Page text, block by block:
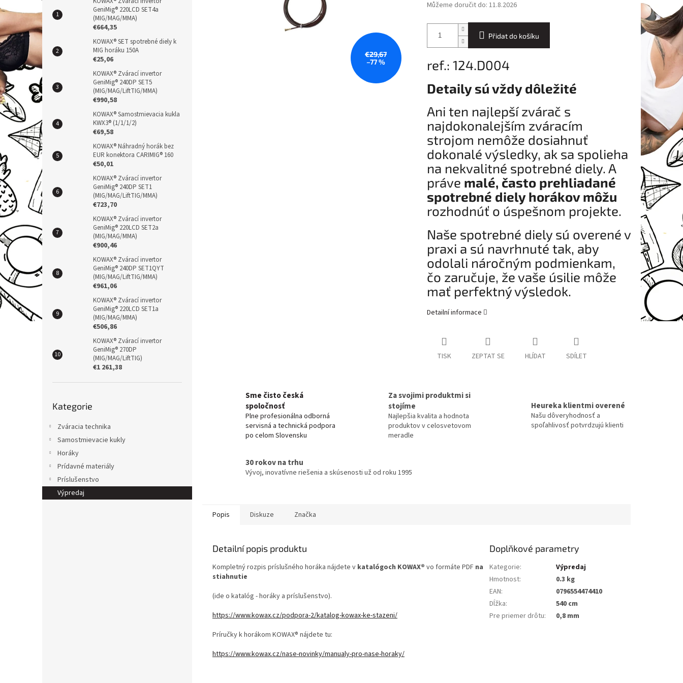
n
e
l
GeniMig® 220LCD SET4a
(MIG/MAG/MMA)
€664,35
KOWAX® SET spotrebné diely k
MIG horáku 150A
€25,06
KOWAX® Zvárací invertor
GeniMig® 240DP SET5
(MIG/MAG/LiftTIG/MMA)
€990,58
KOWAX® Samostmievacia kukla
KWX3® (1/1/1/2)
€69,58
KOWAX® Náhradný horák bez
EUR konektora CARIMIG® 160
€50,01
KOWAX® Zvárací invertor
GeniMig® 240DP SET1
(MIG/MAG/LiftTIG/MMA)
€723,70
KOWAX® Zvárací invertor
GeniMig® 220LCD SET2a
(MIG/MAG/MMA)
€900,46
KOWAX® Zvárací invertor
GeniMig® 240DP SET1QYT
(MIG/MAG/LiftTIG/MMA)
€961,06
KOWAX® Zvárací invertor
GeniMig® 220LCD SET1a
(MIG/MAG/MMA)
€506,86
KOWAX® Zvárací invertor
GeniMig® 270DP
(MIG/MAG/LiftTIG)
€1 261,38
kategorie
Kategorie
Zváracia technika
Samostmievacie kukly
Horáky
Prídavné materiály
Príslušenstvo
Výpredaj
€29,67
–77 %
Můžeme doručit do: 11.8.2026
Přidat do košíku
ref.: 124.D004
Detaily sú vždy dôležité
Ani ten najlepší zvárač s
najdokonalejším zváracím
strojom nemôže dosiahnuť
dokonalé výsledky, ak sa spolieha
na nekvalitné spotrebné diely. A
práve malé, často prehliadané
spotrebné diely horákov môžu
rozhodnúť o úspešnom projekte.
Naše spotrebné diely sú overené v
praxi a sú navrhnuté tak, aby
odolali náročným podmienkam,
čo zaručuje, že vaše úsilie môže
mať perfektný výsledok.
Detailní informace
TISK ZEPTAT SE HLÍDAT SDÍLET
Sme čisto česká
spoločnosť
Plne profesionálna odborná
servisná a technická podpora
po celom Slovensku
Za svojimi produktmi si
stojíme
Najlepšia kvalita a hodnota
produktov v celosvetovom
meradle
Heureka klientmi overené
Našu dôveryhodnosť a
spoľahlivosť potvrdzujú klienti
30 rokov na trhu
Vývoj, inovatívne riešenia a skúsenosti už od roku 1995
Popis Diskuze Značka
Detailní popis produktu
Kompletný rozpis príslušného horáka nájdete v katalógoch KOWAX® vo formáte PDF na
stiahnutie
(ide o katalóg - horáky a príslušenstvo).
https://www.kowax.cz/podpora-2/katalog-kowax-ke-stazeni/
Príručky k horákom KOWAX® nájdete tu:
https://www.kowax.cz/nase-novinky/manualy-pro-nase-horaky/
Doplňkové parametry
Kategorie:
Výpredaj
Hmotnost:
0.3 kg
EAN:
0796554474410
Dĺžka:
540 cm
Pre priemer drôtu: 0,8 mm